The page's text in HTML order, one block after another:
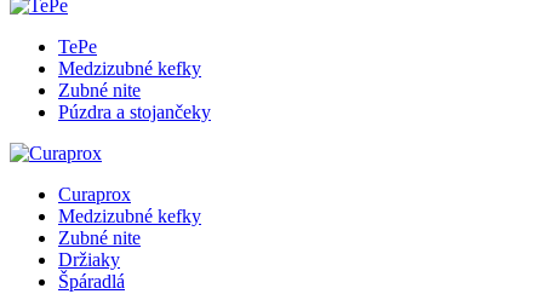
TePe
Medzizubné kefky
Zubné nite
Púzdra a stojančeky
Curaprox
Medzizubné kefky
Zubné nite
Držiaky
Špáradlá